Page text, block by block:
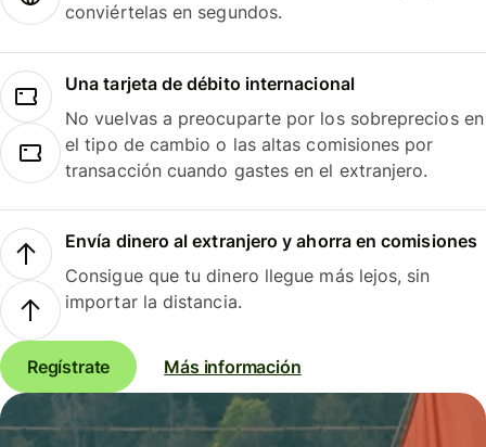
conviértelas en segundos.
Una tarjeta de débito internacional
No vuelvas a preocuparte por los sobreprecios en
el tipo de cambio o las altas comisiones por
transacción cuando gastes en el extranjero.
Envía dinero al extranjero y ahorra en comisiones
Consigue que tu dinero llegue más lejos, sin
importar la distancia.
Regístrate Más información